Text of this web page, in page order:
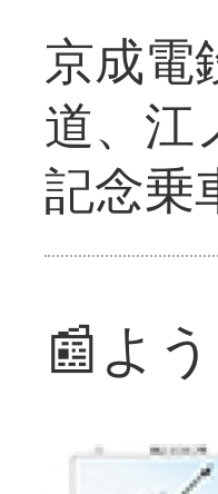
京成電
道、
記念乗
📰よ